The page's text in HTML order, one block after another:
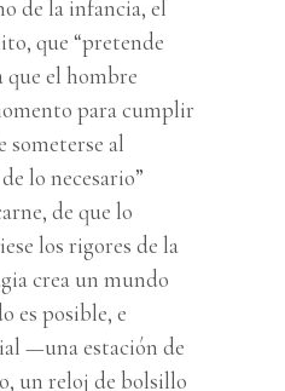
de la infancia, el
que “pretende
que el hombre
para cumplir
someterse al
lo necesario”
de que lo
los rigores de la
crea un mundo
es posible, e
—una estación de
un reloj de bolsillo